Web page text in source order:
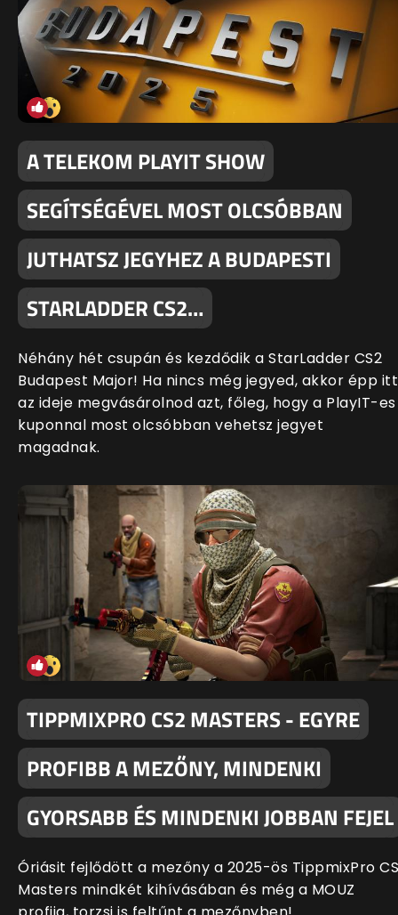
A TELEKOM PLAYIT SHOW
SEGÍTSÉGÉVEL MOST OLCSÓBBAN
JUTHATSZ JEGYHEZ A BUDAPESTI
STARLADDER CS2…
Néhány hét csupán és kezdődik a StarLadder CS2
Budapest Major! Ha nincs még jegyed, akkor épp itt
az ideje megvásárolnod azt, főleg, hogy a PlayIT-es
kuponnal most olcsóbban vehetsz jegyet
magadnak.
TIPPMIXPRO CS2 MASTERS - EGYRE
PROFIBB A MEZŐNY, MINDENKI
GYORSABB ÉS MINDENKI JOBBAN FEJEL
Óriásit fejlődött a mezőny a 2025-ös TippmixPro
Masters mindkét kihívásában és még a MOUZ